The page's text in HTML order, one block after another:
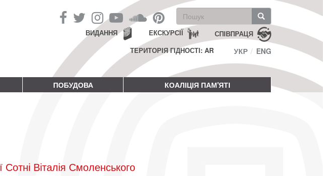
Пошукова
форма
Пошук СПІВПРАЦЯ
ЕКСКУРСІЇ
ВИДАННЯ
ТЕРИТОРІЯ ГІДНОСТІ: AR
УКР ENG
ПОБУДОВА КОАЛІЦІЯ ПАМ'ЯТІ
Віталія Смоленського